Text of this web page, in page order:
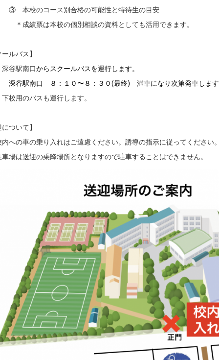
のコース別合格の可能性と特待生の目安
票は本校の個別相談の資料としても活用できます。
ルバス】
駅南口からスクールバスを運行します。
南口 ８：１０〜８：３０(最終) 満車になり次第発車します
のバスも運行します。
ついて】
の車の乗り入れはご遠慮ください。誘導の指示に従ってください。
は送迎の乗降場所となりますので駐車することはできません。